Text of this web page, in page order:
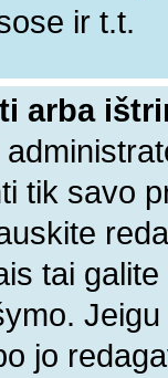
ir t.t.
arba
tik savo
tai
jo